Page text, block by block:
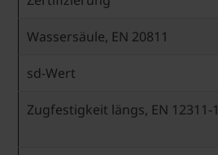
Wassersäule, EN 20811
sd-Wert
Zugfestigkeit längs, EN 12311-1